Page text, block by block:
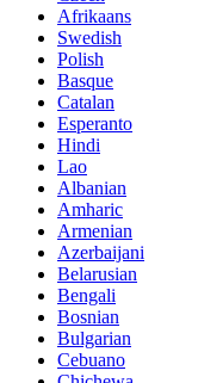
Afrikaans
Swedish
Polish
Basque
Catalan
Esperanto
Hindi
Lao
Albanian
Amharic
Armenian
Azerbaijani
Belarusian
Bengali
Bosnian
Bulgarian
Cebuano